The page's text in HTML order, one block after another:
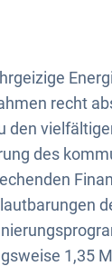
recht
den
des
1,35